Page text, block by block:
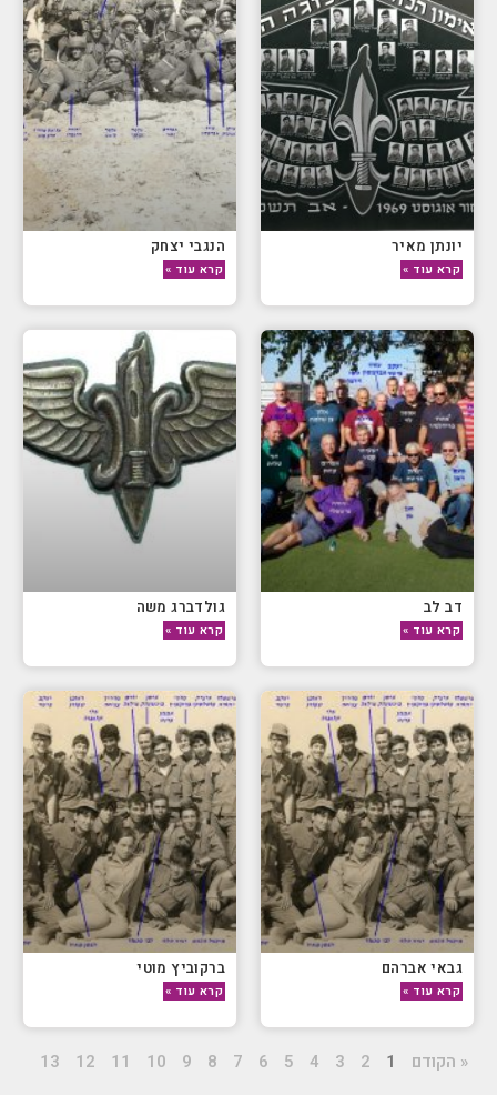
יונתן מאיר
קרא עוד »
הנגבי יצחק
קרא עוד »
דב לב
קרא עוד »
גולדברג משה
קרא עוד »
גבאי אברהם
קרא עוד »
ברקוביץ מוטי
קרא עוד »
« הקודם 1
2
3
4
5
6
7
8
9
10
11
12
13